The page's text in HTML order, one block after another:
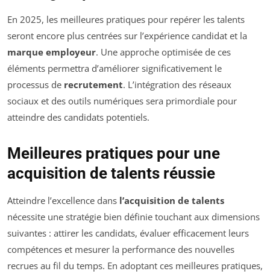
En 2025, les meilleures pratiques pour repérer les talents
seront encore plus centrées sur l’expérience candidat et la
marque employeur. Une approche optimisée de ces
éléments permettra d’améliorer significativement le
processus de recrutement. L’intégration des réseaux
sociaux et des outils numériques sera primordiale pour
atteindre des candidats potentiels.
Meilleures pratiques pour une
acquisition de talents réussie
Atteindre l’excellence dans l’acquisition de talents
nécessite une stratégie bien définie touchant aux dimensions
suivantes : attirer les candidats, évaluer efficacement leurs
compétences et mesurer la performance des nouvelles
recrues au fil du temps. En adoptant ces meilleures pratiques,